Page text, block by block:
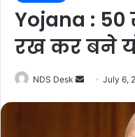
Yojana :
रख कर बने
NDS Desk July 6,